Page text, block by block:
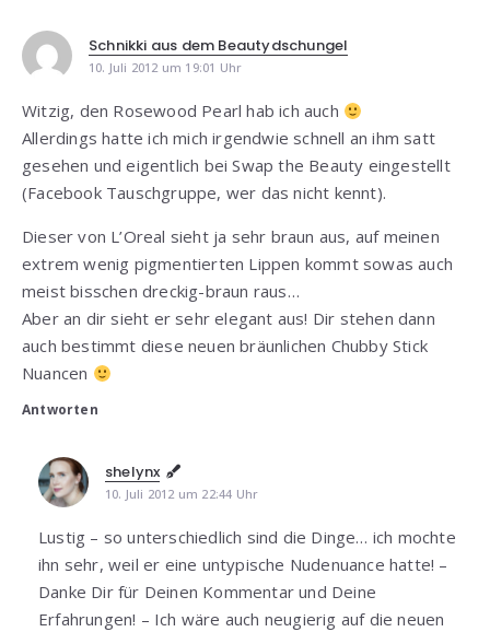
Schnikki aus dem Beautydschungel
10. Juli 2012 um 19:01 Uhr
Witzig, den Rosewood Pearl hab ich auch
Allerdings hatte ich mich irgendwie schnell an ihm satt
gesehen und eigentlich bei Swap the Beauty eingestellt
(Facebook Tauschgruppe, wer das nicht kennt).
Dieser von L’Oreal sieht ja sehr braun aus, auf meinen
extrem wenig pigmentierten Lippen kommt sowas auch
meist bisschen dreckig-braun raus…
Aber an dir sieht er sehr elegant aus! Dir stehen dann
auch bestimmt diese neuen bräunlichen Chubby Stick
Nuancen
Antworten
shelynx
10. Juli 2012 um 22:44 Uhr
Lustig – so unterschiedlich sind die Dinge… ich mochte
ihn sehr, weil er eine untypische Nudenuance hatte! –
Danke Dir für Deinen Kommentar und Deine
Erfahrungen! – Ich wäre auch neugierig auf die neuen